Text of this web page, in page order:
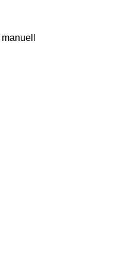
manuell